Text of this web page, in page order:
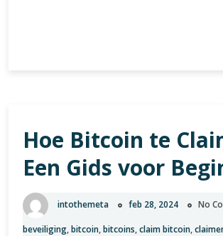
Actuele
wisselkoers
en
waardeanalyse
Hoe Bitcoin te
Een Gids voor
intothemeta feb 28, 2024 No
beveiliging,bitcoin,bitcoins,claim bitcoin,